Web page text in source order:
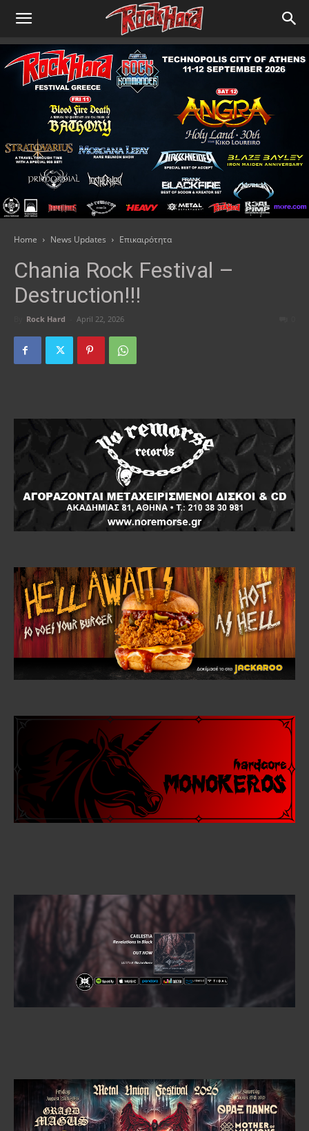
Home News Updates Επικαιρότητα
Chania Rock Festival –
Destruction!!!
Rock Hard April 22, 2026